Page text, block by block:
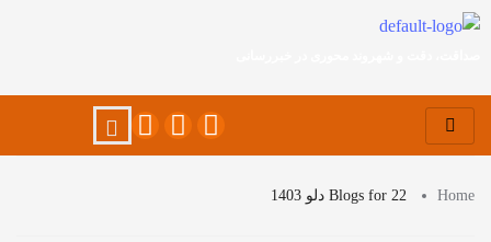
Home Blogs for 22 دلو 1403